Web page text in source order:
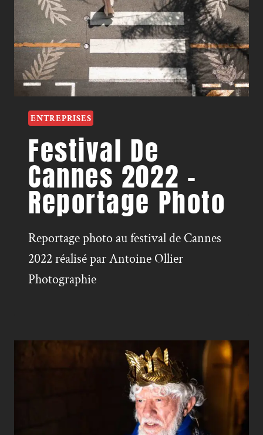
ENTREPRISES
Festival De
Cannes 2022 –
Reportage Photo
Reportage photo au festival de Cannes
2022 réalisé par Antoine Ollier
Photographie